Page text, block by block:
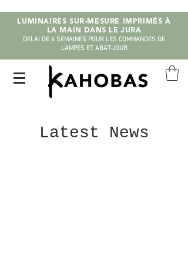
LUMINAIRES SUR-MESURE IMPRIMÉS À
LA MAIN DANS LE JURA
DELAI DE 4 SEMAINES POUR LES COMMANDES DE
LAMPES ET ABAT-JOUR
Latest News